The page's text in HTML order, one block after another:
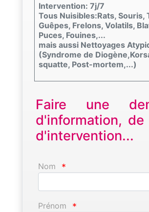
Intervention: 7j/7
Tous Nuisibles:Rats, Souris,
Guêpes, Frelons, Volatils,
Puces, Fouines,...
mais aussi Nettoyages
(Syndrome de
squatte, Post-mortem,...)
Faire une
d'information, de
d'intervention...
Nom *
Prénom *